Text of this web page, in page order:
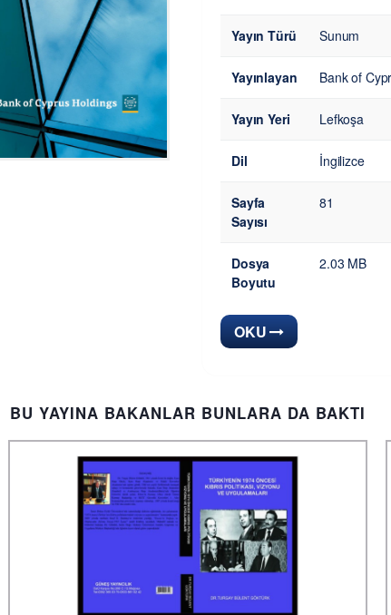
Yayın Türü Sunum
Yayınlayan Bank of
Yayın Yeri Lefkoşa
Dil İngilizce
Sayfa
Sayısı
81
Dosya
Boyutu
2.03 MB
OKU
BU YAYINA BAKANLAR BUNLARA DA BAKTI